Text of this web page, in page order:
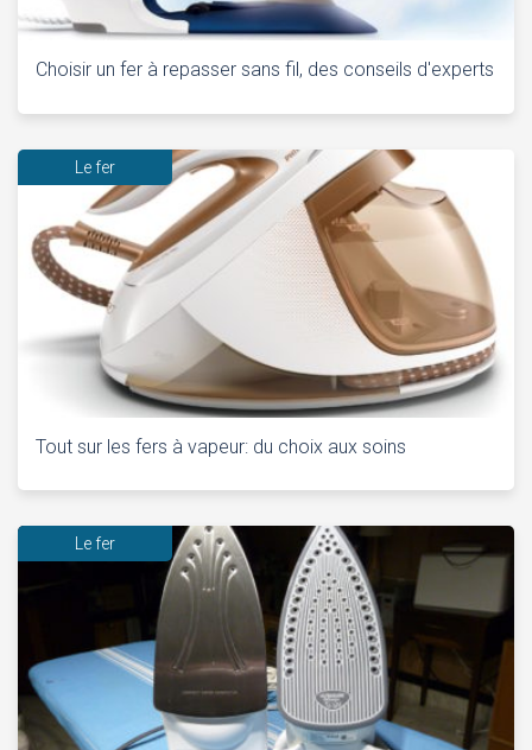
Choisir un fer à repasser sans fil, des conseils d'experts
Le fer
Tout sur les fers à vapeur: du choix aux soins
Le fer